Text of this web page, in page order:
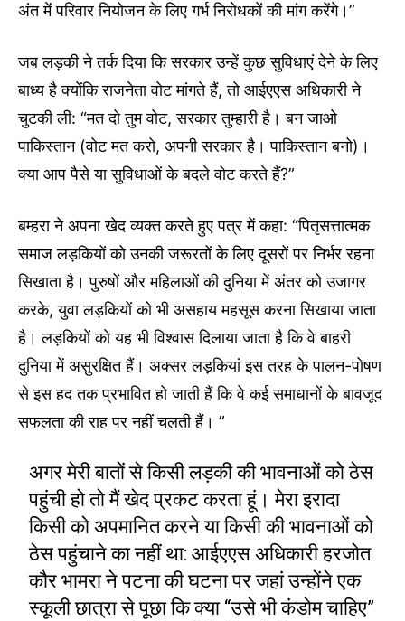
अंत में परिवार नियोजन के लिए गर्भ निरोधकों की मांग करेंगे।”
जब लड़की ने तर्क दिया कि सरकार उन्हें कुछ सुविधाएं देने के लिए
बाध्य है क्योंकि राजनेता वोट मांगते हैं, तो आईएएस अधिकारी ने
चुटकी ली: “मत दो तुम वोट, सरकार तुम्हारी है। बन जाओ
पाकिस्तान (वोट मत करो, अपनी सरकार है। पाकिस्तान बनो)।
क्या आप पैसे या सुविधाओं के बदले वोट करते हैं?”
बम्हरा ने अपना खेद व्यक्त करते हुए पत्र में कहा: “पितृसत्तात्मक
समाज लड़कियों को उनकी जरूरतों के लिए दूसरों पर निर्भर रहना
सिखाता है। पुरुषों और महिलाओं की दुनिया में अंतर को उजागर
करके, युवा लड़कियों को भी असहाय महसूस करना सिखाया जाता
है। लड़कियों को यह भी विश्वास दिलाया जाता है कि वे बाहरी
दुनिया में असुरक्षित हैं। अक्सर लड़कियां इस तरह के पालन-पोषण
से इस हद तक प्रभावित हो जाती हैं कि वे कई समाधानों के बावजूद
सफलता की राह पर नहीं चलती हैं। ”
अगर मेरी बातों से किसी लड़की की भावनाओं को ठेस
पहुंची हो तो मैं खेद प्रकट करता हूं। मेरा इरादा
किसी को अपमानित करने या किसी की भावनाओं को
ठेस पहुंचाने का नहीं था: आईएएस अधिकारी हरजोत
कौर भामरा ने पटना की घटना पर जहां उन्होंने एक
स्कूली छात्रा से पूछा कि क्या “उसे भी कंडोम चाहिए”